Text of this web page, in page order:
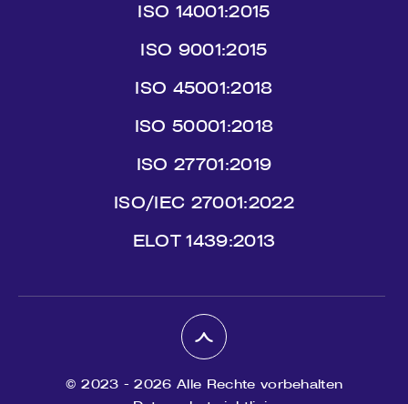
ISO 14001:2015
ISO 9001:2015
ISO 45001:2018
ISO 50001:2018
ISO 27701:2019
ISO/IEC 27001:2022
ΕLΟΤ 1439:2013
© 2023 - 2026 Alle Rechte vorbehalten